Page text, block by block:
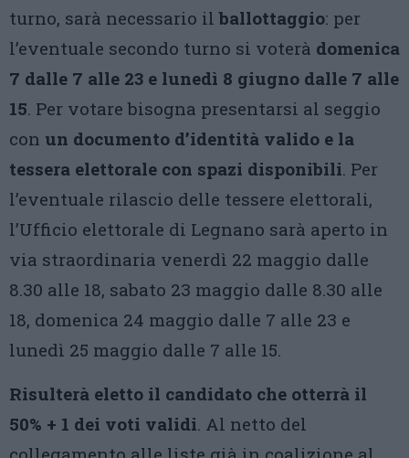
turno, sarà necessario ilballottaggio: per
l’eventuale secondo turno si voterà domenica
7 dalle 7 alle 23 e lunedì 8 giugno dalle 7 alle
15. Per votare bisogna presentarsi al seggio
con un documento d’identità valido e la
tessera elettorale con spazi disponibili. Per
l’eventuale rilascio delle tessere elettorali,
l’Ufficio elettorale di Legnano sarà aperto in
via straordinaria venerdì 22 maggio dalle
8.30 alle 18, sabato 23 maggio dalle 8.30 alle
18, domenica 24 maggio dalle 7 alle 23 e
lunedì 25 maggio dalle 7 alle 15.
Risulterà eletto il candidato che otterrà il
50% + 1 dei voti validi. Al netto del